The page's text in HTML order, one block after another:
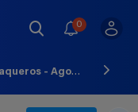
0
Ofertas Pantalones y vaqueros - Agosto - 2026